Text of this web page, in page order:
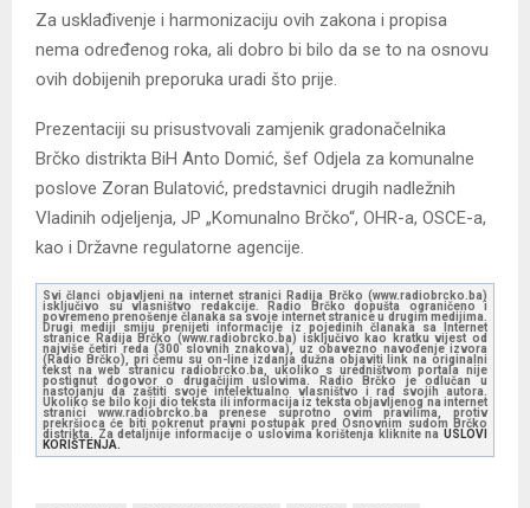
Za usklađivenje i harmonizaciju ovih zakona i propisa
nema određenog roka, ali dobro bi bilo da se to na osnovu
ovih dobijenih preporuka uradi što prije.
Prezentaciji su prisustvovali zamjenik gradonačelnika
Brčko distrikta BiH Anto Domić, šef Odjela za komunalne
poslove Zoran Bulatović, predstavnici drugih nadležnih
Vladinih odjeljenja, JP „Komunalno Brčko“, OHR-a, OSCE-a,
kao i Državne regulatorne agencije.
Svi članci objavljeni na internet stranici Radija Brčko (www.radiobrcko.ba)
isključivo su vlasništvo redakcije. Radio Brčko dopušta ograničeno i
povremeno prenošenje članaka sa svoje internet stranice u drugim medijima.
Drugi mediji smiju prenijeti informacije iz pojedinih članaka sa Internet
stranice Radija Brčko (www.radiobrcko.ba) isključivo kao kratku vijest od
najviše četiri reda (300 slovnih znakova), uz obavezno navođenje izvora
(Radio Brčko), pri čemu su on-line izdanja dužna objaviti link na originalni
tekst na web stranicu radiobrcko.ba, ukoliko s uredništvom portala nije
postignut dogovor o drugačijim uslovima. Radio Brčko je odlučan u
nastojanju da zaštiti svoje intelektualno vlasništvo i rad svojih autora.
Ukoliko se bilo koji dio teksta ili informacija iz teksta objavljenog na internet
stranici www.radiobrcko.ba prenese suprotno ovim pravilima, protiv
prekršioca će biti pokrenut pravni postupak pred Osnovnim sudom Brčko
distrikta. Za detaljnije informacije o uslovima korištenja kliknite na USLOVI
KORIŠTENJA.